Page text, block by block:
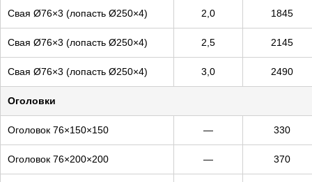
Свая Ø76×3 (лопасть Ø250×4) 2,0 1845
Свая Ø76×3 (лопасть Ø250×4) 2,5 2145
Свая Ø76×3 (лопасть Ø250×4) 3,0 2490
Оголовки
Оголовок 76×150×150 — 330
Оголовок 76×200×200 — 370
*Цены на монтаж действуют от
*Доставка рассчитывается отдельно
ЗАКАЗАТЬ